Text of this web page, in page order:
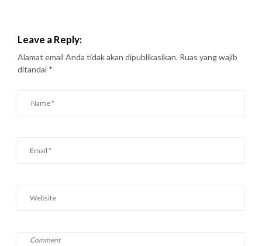
Leave a Reply:
Alamat email Anda tidak akan dipublikasikan. Ruas yang wajib
ditandai *